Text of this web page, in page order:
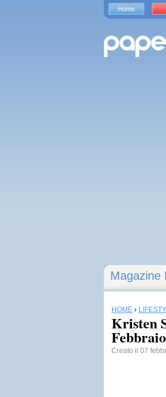
Magazine
HOME ›
Kristen
Febbraio
Creato il 07
Home